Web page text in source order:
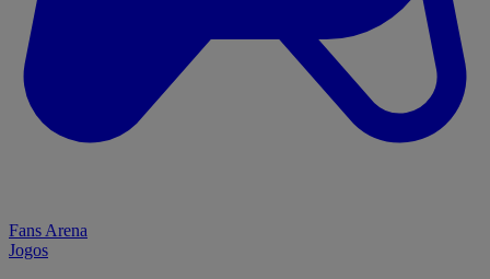
Fans Arena
Jogos